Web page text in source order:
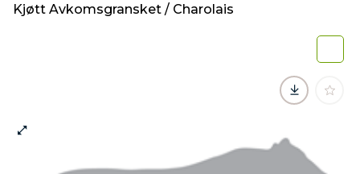
Kjøtt Avkomsgransket / Charolais